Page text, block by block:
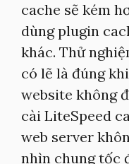
cache sẽ kém
dùng plugin
khác. Thử
có lẽ là đúng
website không
cài LiteSpeed
web server
nhìn chung tốc